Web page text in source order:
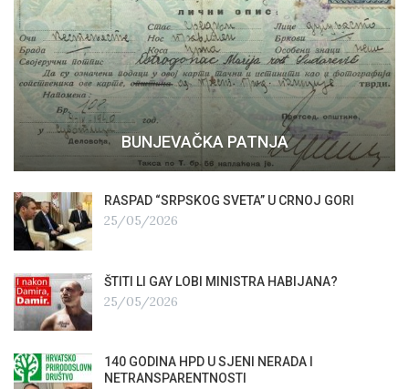
BUNJEVAČKA PATNJA
RASPAD “SRPSKOG SVETA” U CRNOJ GORI
25/05/2026
ŠTITI LI GAY LOBI MINISTRA HABIJANA?
25/05/2026
140 GODINA HPD U SJENI NERADA I
NETRANSPARENTNOSTI